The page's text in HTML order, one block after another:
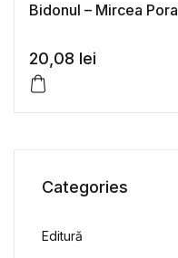
Bidonul – Mircea Pora
20,08 lei
Categories
Editură